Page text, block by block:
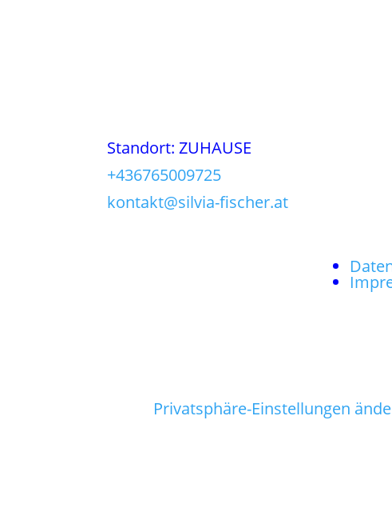
Standort: ZUHAUSE
+436765009725
kontakt@silvia-fischer.at
Privatsphäre-Einstellungen